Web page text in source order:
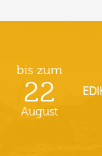
bis zum
22
August